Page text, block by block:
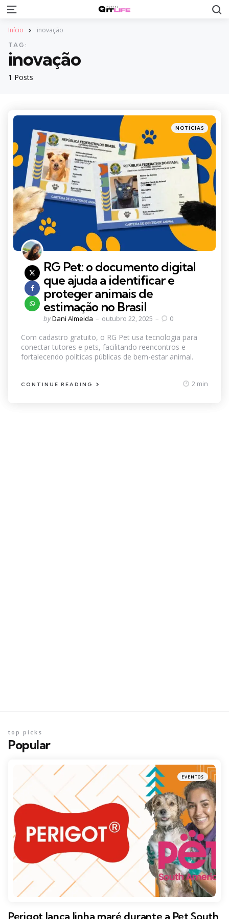
Menu
Início inovação
1 Posts
TAG:
inovação
Categories
Posted
in
NOTÍCIAS
RG Pet: o documento digital
que ajuda a identificar e
proteger animais de
estimação no Brasil
Posted
byDani Almeida outubro 22, 2025 0
Com cadastro gratuito, o RG Pet usa tecnologia para
conectar tutores e pets, facilitando reencontros e
fortalecendo políticas públicas de bem-estar animal.
CONTINUE READING 2 min
Popular
top picks
EVENTOS
Perigot lança linha maré durante a Pet South